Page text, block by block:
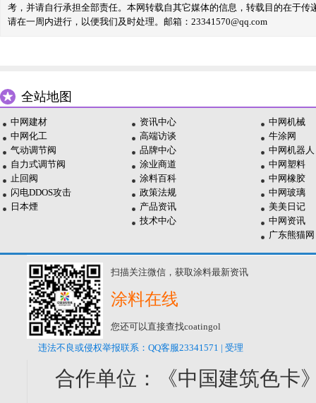
考，并请自行承担全部责任。本网转载自其它媒体的信息，转载目的在于
请在一周内进行，以便我们及时处理。邮箱：23341570@qq.com
全站地图
中网建材
中网化工
气动调节阀
自力式调节阀
止回阀
闪电DDOS攻击
日本煙
资讯中心
高端访谈
品牌中心
涂业商道
涂料百科
政策法规
产品资讯
技术中心
中网机械
牛涂网
中网机器人
中网塑料
中网橡胶
中网玻璃
美美日记
中网资讯
广东熊猫网
扫描关注微信，获取涂料最新资讯
涂料在线
您还可以直接查找coatingol
违法不良或侵权举报联系：QQ客服23341571 | 受理
合作单位：《中国建筑色卡